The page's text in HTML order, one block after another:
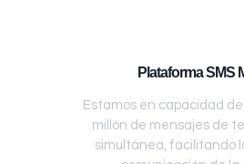
Plataforma SMS
Estamos en capacidad
millón de mensajes de
simultánea, facilitando